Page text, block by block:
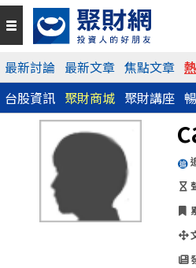
最新討論 最新文章 焦點文章
台股資訊 聚財商城 聚財講座
QR Code
https://www.wearn.com/